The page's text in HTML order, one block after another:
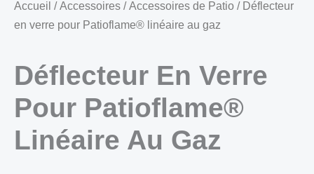
Accueil /Accessoires /Accessoires de Patio / Déflecteur
en verre pour Patioflame® linéaire au gaz
Déflecteur En Verre
Pour Patioflame®
Linéaire Au Gaz